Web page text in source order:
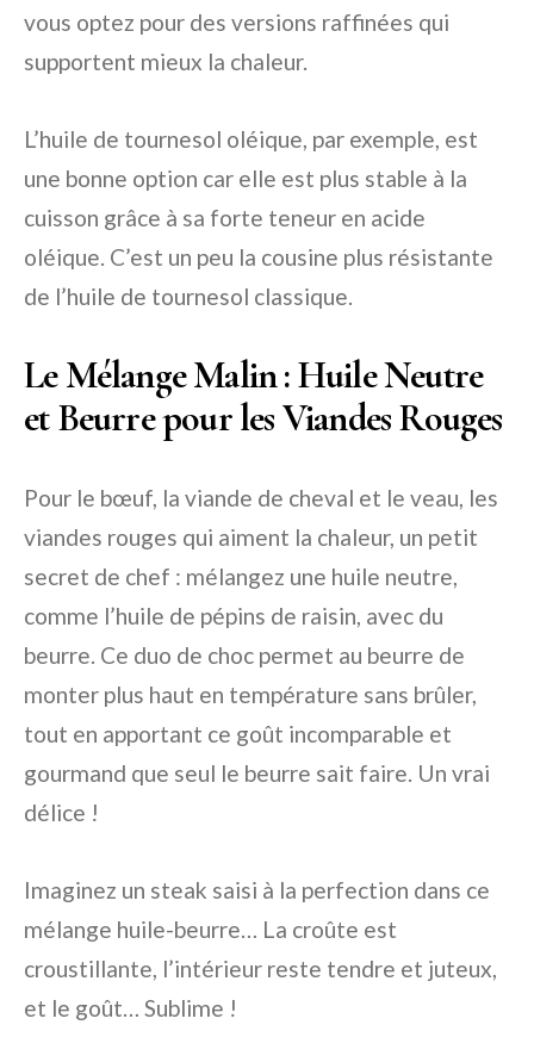
vous optez pour des versions raffinées qui
supportent mieux la chaleur.
L’huile de tournesol oléique, par exemple, est
une bonne option car elle est plus stable à la
cuisson grâce à sa forte teneur en acide
oléique. C’est un peu la cousine plus résistante
de l’huile de tournesol classique.
Le Mélange Malin : Huile Neutre
et Beurre pour les Viandes Rouges
Pour le bœuf, la viande de cheval et le veau, les
viandes rouges qui aiment la chaleur, un petit
secret de chef : mélangez une huile neutre,
comme l’huile de pépins de raisin, avec du
beurre. Ce duo de choc permet au beurre de
monter plus haut en température sans brûler,
tout en apportant ce goût incomparable et
gourmand que seul le beurre sait faire. Un vrai
délice !
Imaginez un steak saisi à la perfection dans ce
mélange huile-beurre… La croûte est
croustillante, l’intérieur reste tendre et juteux,
et le goût… Sublime !